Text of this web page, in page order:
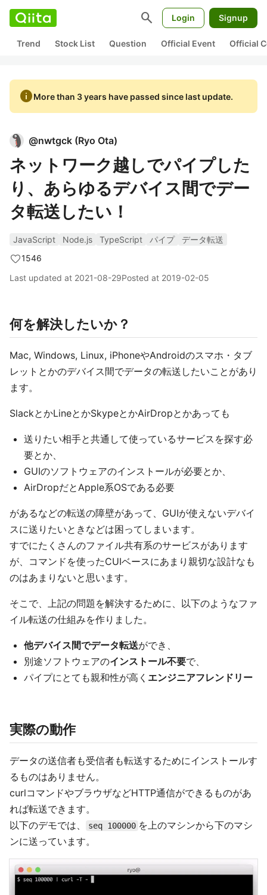
search Login Signup
Trend Stock List Question Official Event Official
infoMore than 3 years have passed since last update.
@nwtgck (Ryo Ota)
ネットワーク越しでパイプした
り、あらゆるデバイス間でデー
タ転送したい！
JavaScript Node.js TypeScript パイプ
データ転送
1546
Last updated at 2021-08-29Posted at 2019-02-05
何を解決したいか？
Mac, Windows, Linux, iPhoneやAndroidのスマホ・タブ
レットとかのデバイス間でデータの転送したいことがあり
ます。
SlackとかLineとかSkypeとかAirDropとかあっても
送りたい相手と共通して使っているサービスを探す必
要とか、
GUIのソフトウェアのインストールが必要とか、
AirDropだとApple系OSである必要
があるなどの転送の障壁があって、GUIが使えないデバイ
スに送りたいときなどは困ってしまいます。
すでにたくさんのファイル共有系のサービスがあります
が、コマンドを使ったCUIベースにあまり親切な設計なも
のはあまりないと思います。
そこで、上記の問題を解決するために、以下のようなファ
イル転送の仕組みを作りました。
他デバイス間でデータ転送ができ、
別途ソフトウェアのインストール不要で、
パイプにとても親和性が高く エンジニアフレンドリー
実際の動作
データの送信者も受信者も転送するためにインストールす
るものはありません。
curlコマンドやブラウザなどHTTP通信ができるものがあ
れば転送できます。
以下のデモでは、
seq 100000 を上のマシンから下のマシ
ンに送っています。